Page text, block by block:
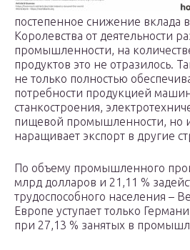
постепенное снижение вклада
Королевства от деятельности
промышленности, на
продуктов это не отразилось.
не только полностью
потребности продукцией
станкостроения,
пищевой промышленности, но
наращивает экспорт в другие
По объему промышленного
млрд долларов и 21,11 %
трудоспособного населения –
Европе уступает только
при 27,13 % занятых в